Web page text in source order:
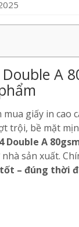
Double A
giấy in cao
trội, bề mặt
Double A
sản xuất.
– đúng thời